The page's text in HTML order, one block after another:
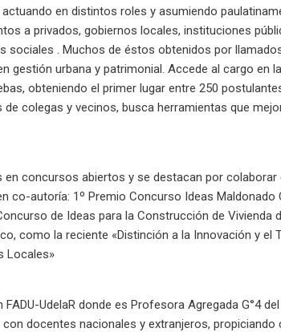
en distintos roles y asumiendo
a privados, gobiernos locales, instituciones
sociales . Muchos de éstos obtenidos por
gestión urbana y patrimonial. Accede al cargo en
obteniendo el primer lugar entre 250
colegas y vecinos, busca herramientas que
concursos abiertos y se destacan por
co-autoría: 1º Premio Concurso Ideas Maldonado
de Ideas para la Construcción de Vivienda
como la reciente «Distinción a la Innovación y el
Locales»
UdelaR donde es Profesora Agregada G°4
docentes nacionales y extranjeros, propiciando